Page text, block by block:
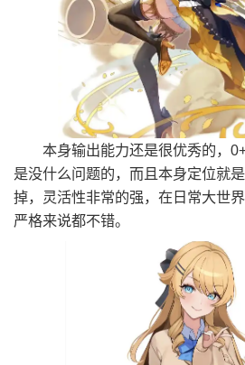
本身输出能力还是很优秀的，
是没什么问题的，而且本身定位就
掉，灵活性非常的强，在日常大世
严格来说都不错。